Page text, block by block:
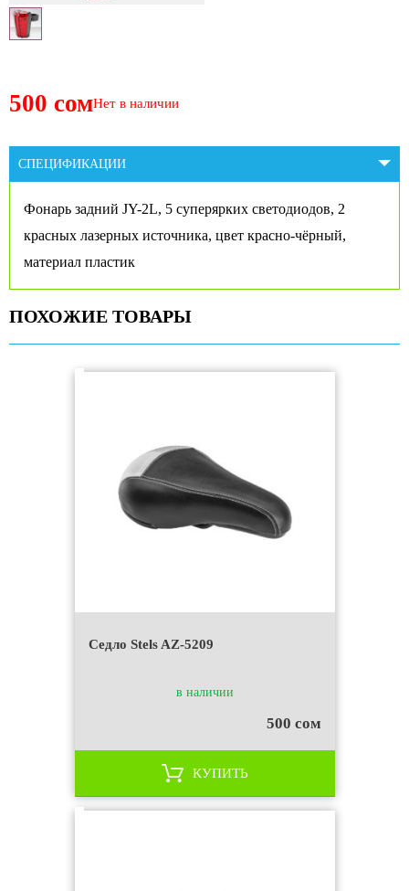
500 сомНет в наличии
СПЕЦИФИКАЦИИ
Фонарь задний JY-2L, 5 суперярких светодиодов, 2
красных лазерных источника, цвет красно-чёрный,
материал пластик
ПОХОЖИЕ ТОВАРЫ
Седло Stels AZ-5209
в наличии
500 сом
КУПИТЬ